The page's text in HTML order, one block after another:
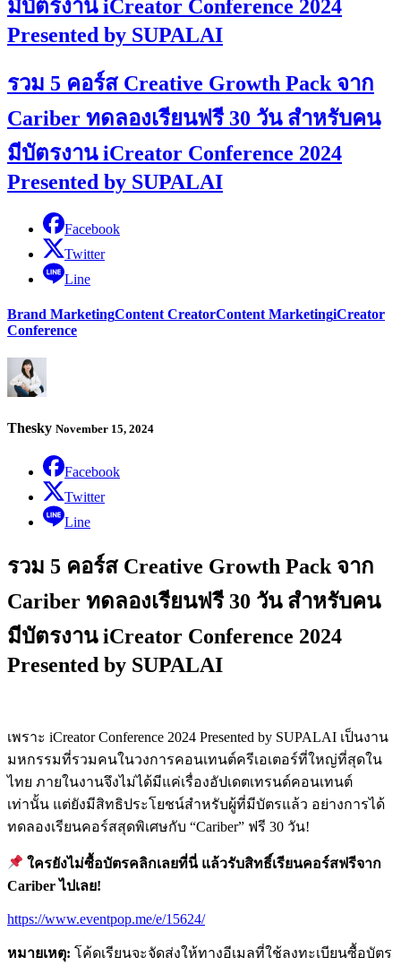
มีบัตรงาน iCreator Conference 2024
Presented by SUPALAI
รวม 5 คอร์ส Creative Growth Pack จาก
Cariber ทดลองเรียนฟรี 30 วัน สำหรับคน
มีบัตรงาน iCreator Conference 2024
Presented by SUPALAI
Facebook
Twitter
Line
Brand MarketingContent CreatorContent MarketingiCreator
Conference
Thesky November 15, 2024
Facebook
Twitter
Line
รวม 5 คอร์ส Creative Growth Pack จาก
Cariber ทดลองเรียนฟรี 30 วัน สำหรับคน
มีบัตรงาน iCreator Conference 2024
Presented by SUPALAI
เพราะ iCreator Conference 2024 Presented by SUPALAI เป็นงาน
มหกรรมที่รวมคนในวงการคอนเทนต์ครีเอเตอร์ที่ใหญ่ที่สุดใน
ไทย ภายในงานจึงไม่ได้มีแค่เรื่องอัปเดตเทรนด์คอนเทนต์
เท่านั้น แต่ยังมีสิทธิประโยชน์สำหรับผู้ที่มีบัตรแล้ว อย่างการได้
ทดลองเรียนคอร์สสุดพิเศษกับ “Cariber” ฟรี 30 วัน!
ใครยังไม่ซื้อบัตรคลิกเลยที่นี่ แล้วรับสิทธิ์เรียนคอร์สฟรีจาก
Cariber ไปเลย!
https://www.eventpop.me/e/15624/
หมายเหตุ: โค้ดเรียนจะจัดส่งให้ทางอีเมลที่ใช้ลงทะเบียนซื้อบัตร